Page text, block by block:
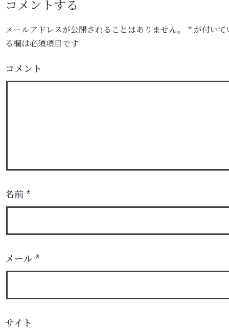
コメントする
メールアドレスが公開されることはありません。 *が付いて
る欄は必須項目です
コメント
名前 *
メール *
サイト